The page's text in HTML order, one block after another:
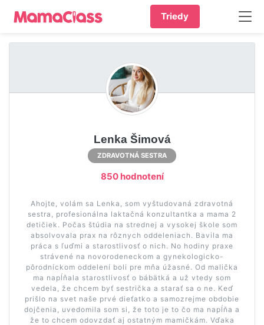
Triedy
Lenka Šimová
ZDRAVOTNÁ SESTRA
850 hodnotení
Ahojte, volám sa Lenka, som vyštudovaná zdravotná
sestra, profesionálna laktačná konzultantka a mama 2
detičiek. Počas štúdia na strednej a vysokej škole som
absolvovala prax na rôznych oddeleniach. Bavila ma
práca s ľuďmi a starostlivosť o nich. No hodiny praxe
strávené na novorodeneckom a gynekologicko-
pôrodníckom oddelení boli pre mňa úžasné. Od malička
ma napĺňala starostlivosť o bábätká a už vtedy som
vedela, že chcem byť sestrička a starať sa o ne. Keď
prišlo na svet naše prvé dieťatko a samozrejme obdobie
dojčenia, uvedomila som si, že toto je to čo ma napĺňa a
že to chcem odovzdať aj ostatným mamičkám. Vďaka